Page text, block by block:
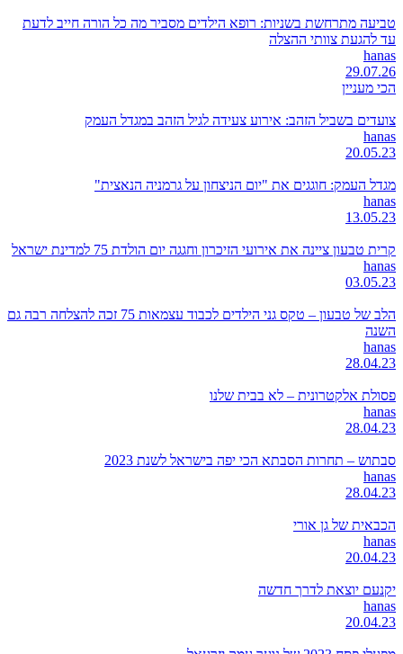
טביעה מתרחשת בשניות: רופא הילדים מסביר מה כל הורה חייב לדעת
עד להגעת צוותי ההצלה
hanas
29.07.26
הכי מעניין
צועדים בשביל הזהב: אירוע צעידה לגיל הזהב במגדל העמק
hanas
20.05.23
מגדל העמק: חוגגים את "יום הניצחון על גרמניה הנאצית"
hanas
13.05.23
קרית טבעון ציינה את אירועי הזיכרון וחגגה יום הולדת 75 למדינת ישראל
hanas
03.05.23
הלב של טבעון – טקס גני הילדים לכבוד עצמאות 75 זכה להצלחה רבה גם
השנה
hanas
28.04.23
פסולת אלקטרונית – לא בבית שלנו
hanas
28.04.23
סבתוש – תחרות הסבתא הכי יפה בישראל לשנת 2023
hanas
28.04.23
הכבאית של גן אורי
hanas
20.04.23
יקנעם יוצאת לדרך חדשה
hanas
20.04.23